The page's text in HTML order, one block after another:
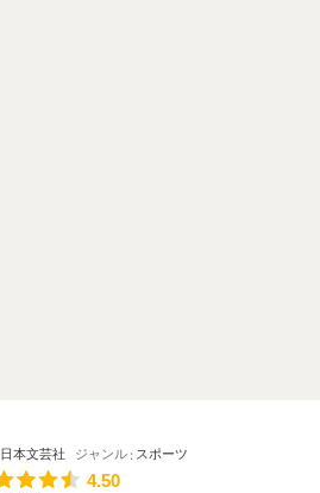
日本文芸社 ジャンル スポーツ
4.50